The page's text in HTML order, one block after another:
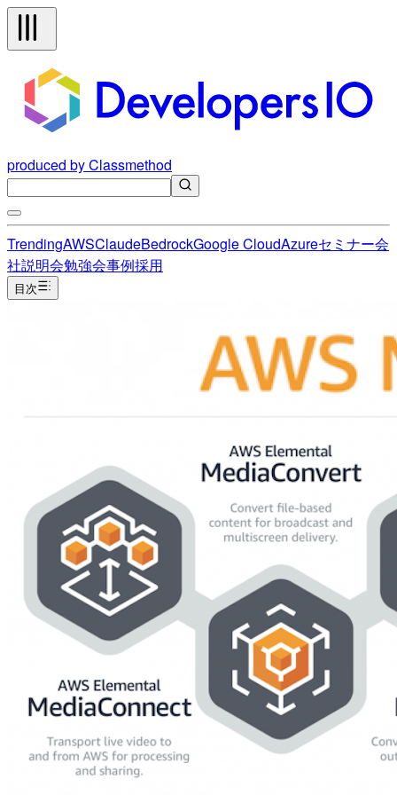
produced by Classmethod
TrendingAWSClaudeBedrockGoogle CloudAzureセミナー会
社説明会勉強会事例採用
目次